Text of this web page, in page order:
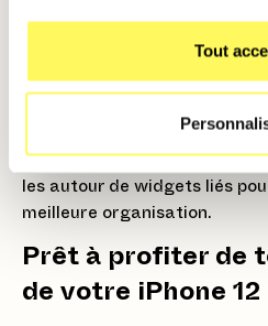
Tout
Glissez les widgets et les
de main pour un accès
: Regroupez les
thématiques (comme
les autour de widgets liés
meilleure organisation.
Prêt à profiter de
de votre iPhone 12